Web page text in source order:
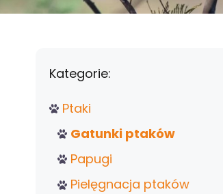
Kategorie:
Ptaki
Gatunki ptaków
Papugi
Pielęgnacja ptaków